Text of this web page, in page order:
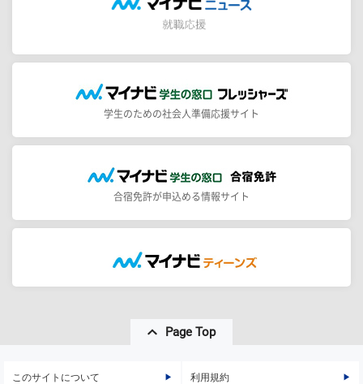
学生のための社会人準備応援サイト
合宿免許が申込める情報サイト
Page Top
このサイトについて 利用規約